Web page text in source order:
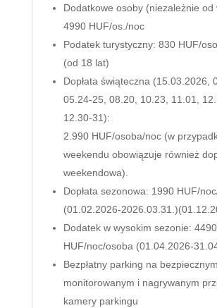
Dodatkowe osoby (niezależnie od
4990 HUF/os./noc
Podatek turystyczny: 830 HUF/
(od 18 lat)
Dopłata świąteczna (15.03.2026,
05.24-25, 08.20, 10.23, 11.01,
12.30-31):
2.990 HUF/osoba/noc (w
weekendu obowiązuje również
weekendowa).
Dopłata sezonowa: 1990 HUF/
(01.02.2026-
Dodatek w wysokim sezonie: 4490
HUF/noc/osoba (01.04.2026-
Bezpłatny parking na
monitorowanym i nagrywanym
kamery parkingu